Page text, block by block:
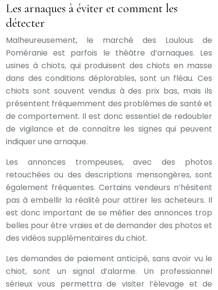
Les arnaques à éviter et comment les
détecter
Malheureusement, le marché des Loulous de
Poméranie est parfois le théâtre d’arnaques. Les
usines à chiots, qui produisent des chiots en masse
dans des conditions déplorables, sont un fléau. Ces
chiots sont souvent vendus à des prix bas, mais ils
présentent fréquemment des problèmes de santé et
de comportement. Il est donc essentiel de redoubler
de vigilance et de connaître les signes qui peuvent
indiquer une arnaque.
Les annonces trompeuses, avec des photos
retouchées ou des descriptions mensongères, sont
également fréquentes. Certains vendeurs n’hésitent
pas à embellir la réalité pour attirer les acheteurs. Il
est donc important de se méfier des annonces trop
belles pour être vraies et de demander des photos et
des vidéos supplémentaires du chiot.
Les demandes de paiement anticipé, sans avoir vu le
chiot, sont un signal d’alarme. Un professionnel
sérieux vous permettra de visiter l’élevage et de